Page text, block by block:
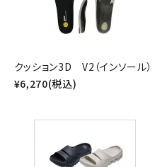
クッション3D V2（インソール）
¥6,270(税込)